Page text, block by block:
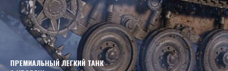
ПРЕМИАЛЬНЫЙ ЛЕГКИЙ ТАНК